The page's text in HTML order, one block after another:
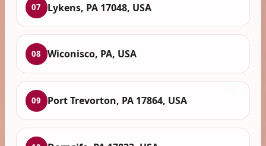
07 Lykens, PA 17048, USA
08 Wiconisco, PA, USA
09 Port Trevorton, PA 17864, USA